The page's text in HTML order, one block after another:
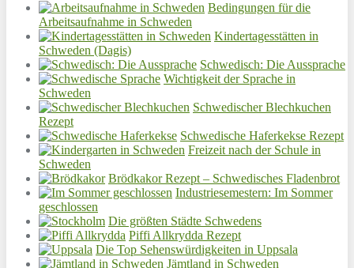
Bedingungen für die
Arbeitsaufnahme in Schweden
Kindertagesstätten in
Schweden (Dagis)
Schwedisch: Die Aussprache
Wichtigkeit der Sprache in
Schweden
Schwedischer Blechkuchen
Rezept
Schwedische Haferkekse Rezept
Freizeit nach der Schule in
Schweden
Brödkakor Rezept – Schwedisches Fladenbrot
Industriesemestern: Im Sommer
geschlossen
Die größten Städte Schwedens
Piffi Allkrydda Rezept
Die Top Sehenswürdigkeiten in Uppsala
Jämtland in Schweden